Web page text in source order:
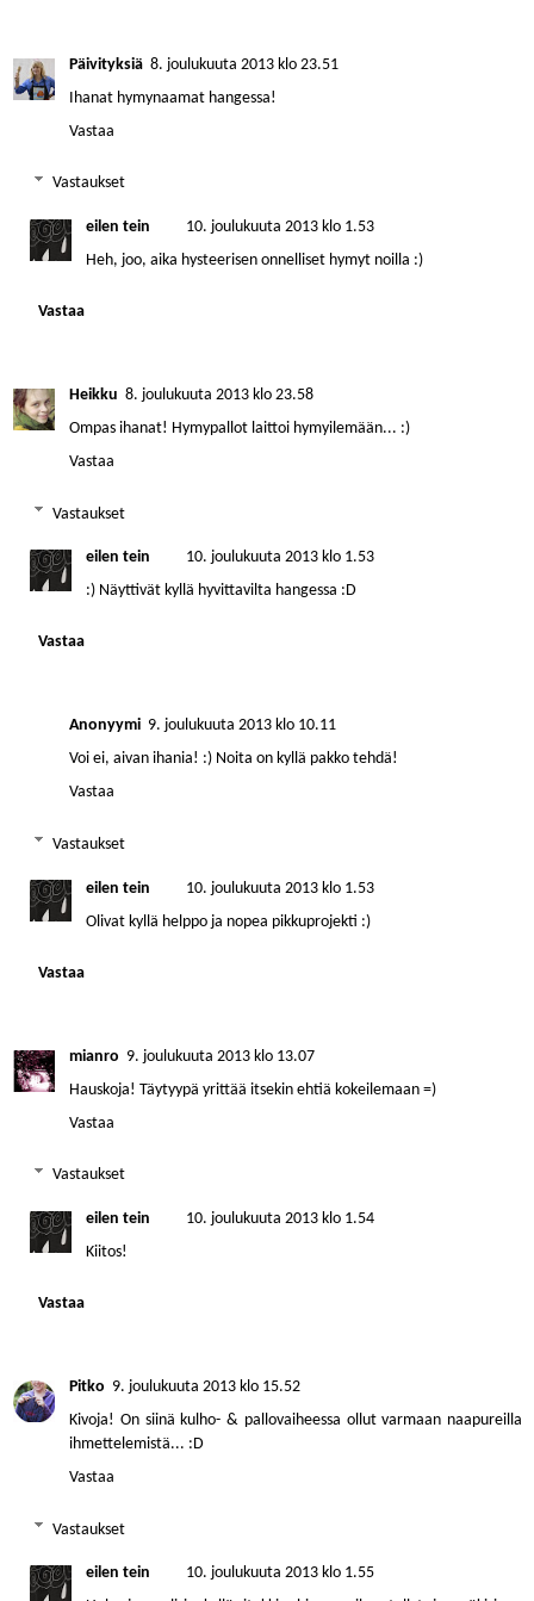
Päivityksiä 8. joulukuuta 2013 klo 23.51
Ihanat hymynaamat hangessa!
Vastaa
Vastaukset
eilen tein
10. joulukuuta 2013 klo 1.53
Heh, joo, aika hysteerisen onnelliset hymyt noilla :)
Vastaa
Heikku 8. joulukuuta 2013 klo 23.58
Ompas ihanat! Hymypallot laittoi hymyilemään... :)
Vastaa
Vastaukset
eilen tein
10. joulukuuta 2013 klo 1.53
:) Näyttivät kyllä hyvittavilta hangessa :D
Vastaa
Anonyymi 9. joulukuuta 2013 klo 10.11
Voi ei, aivan ihania! :) Noita on kyllä pakko tehdä!
Vastaa
Vastaukset
eilen tein
10. joulukuuta 2013 klo 1.53
Olivat kyllä helppo ja nopea pikkuprojekti :)
Vastaa
mianro 9. joulukuuta 2013 klo 13.07
Hauskoja! Täytyypä yrittää itsekin ehtiä kokeilemaan =)
Vastaa
Vastaukset
eilen tein
10. joulukuuta 2013 klo 1.54
Kiitos!
Vastaa
Pitko 9. joulukuuta 2013 klo 15.52
Kivoja! On siinä kulho- & pallovaiheessa ollut varmaan naapureilla
ihmettelemistä... :D
Vastaa
Vastaukset
eilen tein
10. joulukuuta 2013 klo 1.55